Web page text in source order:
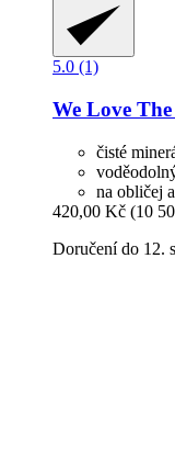
5.0 (1)
We Love
čisté
na obličej
420,00 Kč (10
Doručení do 12.